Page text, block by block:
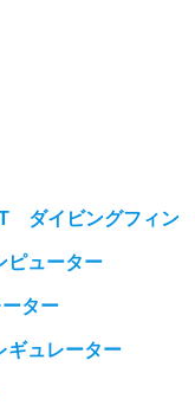
ダイビングフィン
ピューター
ター
ギュレーター